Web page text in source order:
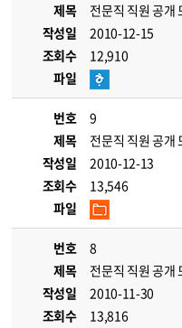
제목
전문직 직원 공개
작성일
2010-12-15
조회수
12,910
파일
번호
9
제목
전문직 직원 공개
작성일
2010-12-13
조회수
13,546
파일
번호
8
제목
전문직 직원 공개
작성일
2010-11-30
조회수
13,816